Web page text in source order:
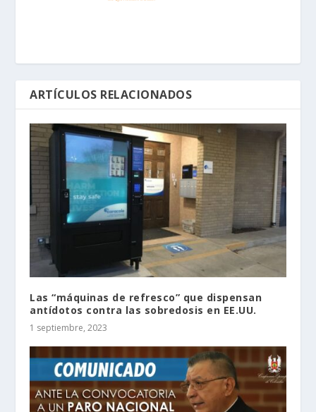
ARTÍCULOS RELACIONADOS
Las “máquinas de refresco” que dispensan
antídotos contra las sobredosis en EE.UU.
1 septiembre, 2023